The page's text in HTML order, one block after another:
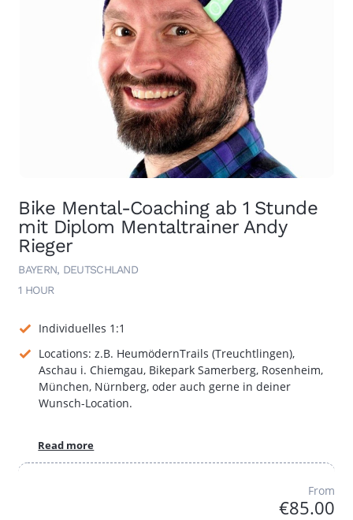
Bike Mental-Coaching ab 1 Stunde
mit Diplom Mentaltrainer Andy
Rieger
BAYERN, DEUTSCHLAND
1 HOUR
Individuelles 1:1
Locations: z.B. HeumödernTrails (Treuchtlingen),
Aschau i. Chiemgau, Bikepark Samerberg, Rosenheim,
München, Nürnberg, oder auch gerne in deiner
Wunsch-Location.
Read more
From
€85.00